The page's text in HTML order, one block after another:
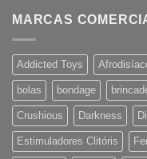
MARCAS
Addicted Toys
bolas bondage
Crushious Darkness
Estimuladores Clitóris